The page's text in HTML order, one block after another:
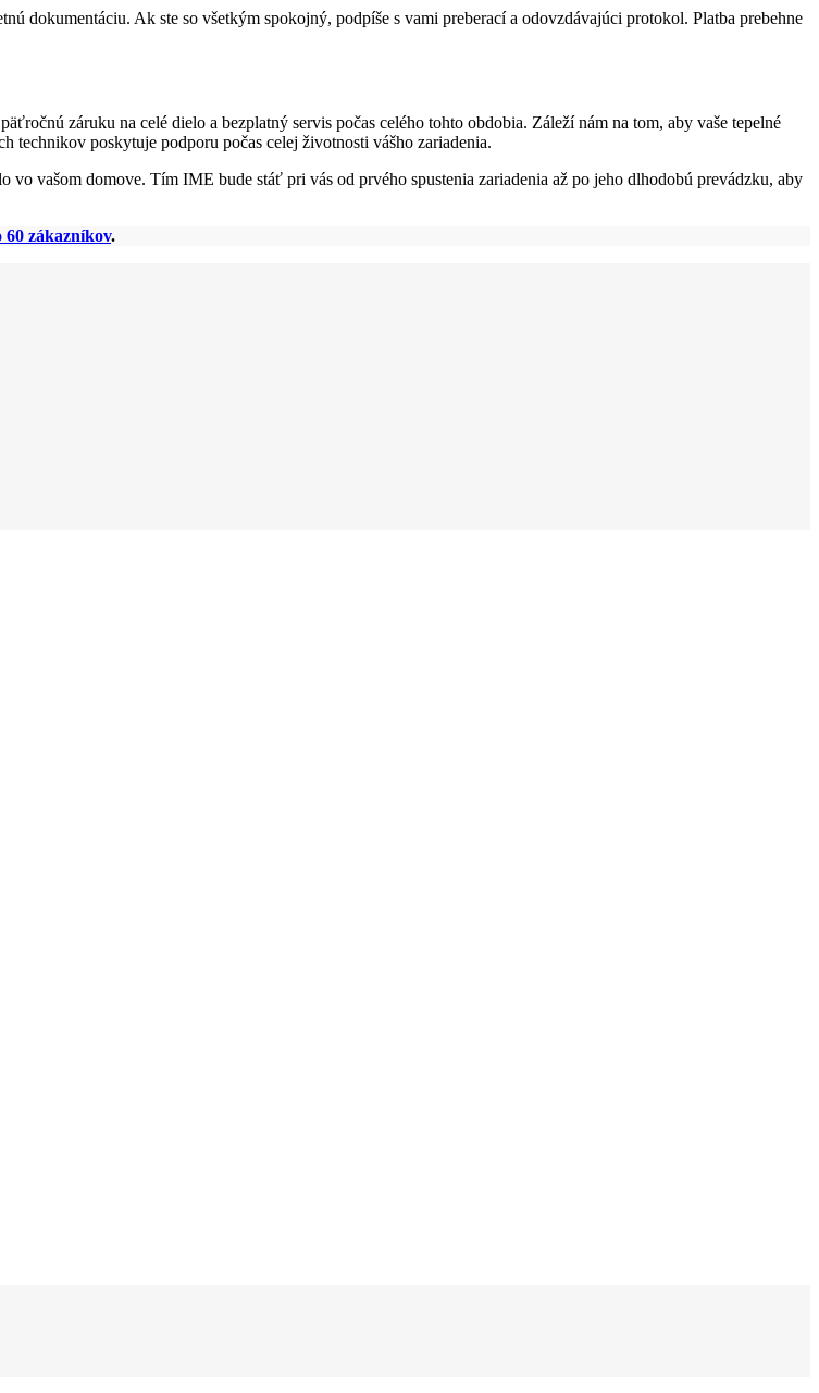
dokumentáciu. Ak ste so všetkým spokojný, podpíše s vami preberací a odovzdávajúci protokol. Platba prebehne
záruku na celé dielo a bezplatný servis počas celého tohto obdobia. Záleží nám na tom, aby vaše tepelné
technikov poskytuje podporu počas celej životnosti vášho zariadenia.
vašom domove. Tím IME bude stáť pri vás od prvého spustenia zariadenia až po jeho dlhodobú prevádzku, aby
60 zákazníkov.